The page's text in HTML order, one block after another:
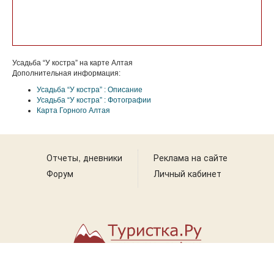
Усадьба “У костра” на карте Алтая
Дополнительная информация:
Усадьба “У костра” : Описание
Усадьба “У костра” : Фотографии
Карта Горного Алтая
Отчеты, дневники
Форум
Реклама на сайте
Личный кабинет